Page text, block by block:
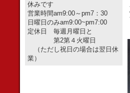
休みです
営業時間am9:00～pm7：30
日曜日のみam9:00~pm7:00
定休日 毎週月曜日と
第2第４火曜日
（ただし祝日の場合は翌日休
業）